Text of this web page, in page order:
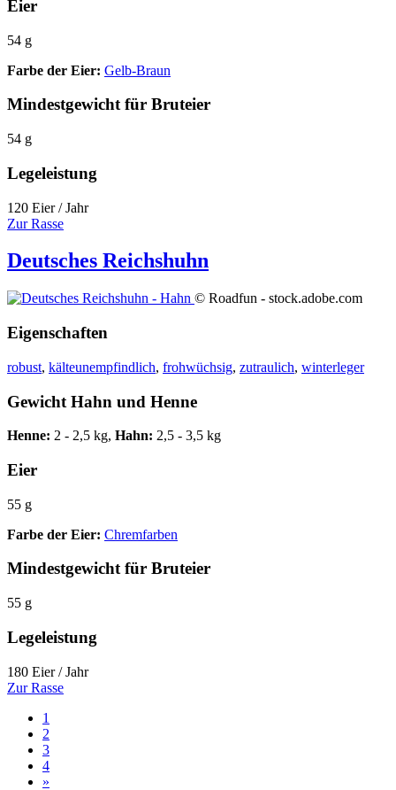
Eier
54 g
Farbe der Eier: Gelb-Braun
Mindestgewicht für Bruteier
54 g
Legeleistung
120 Eier / Jahr
Zur Rasse
Deutsches Reichshuhn
© Roadfun - stock.adobe.com
Eigenschaften
robust, kälteunempfindlich, frohwüchsig, zutraulich, winterleger
Gewicht Hahn und Henne
Henne: 2 - 2,5 kg, Hahn: 2,5 - 3,5 kg
Eier
55 g
Farbe der Eier: Chremfarben
Mindestgewicht für Bruteier
55 g
Legeleistung
180 Eier / Jahr
Zur Rasse
1
2
3
4
»